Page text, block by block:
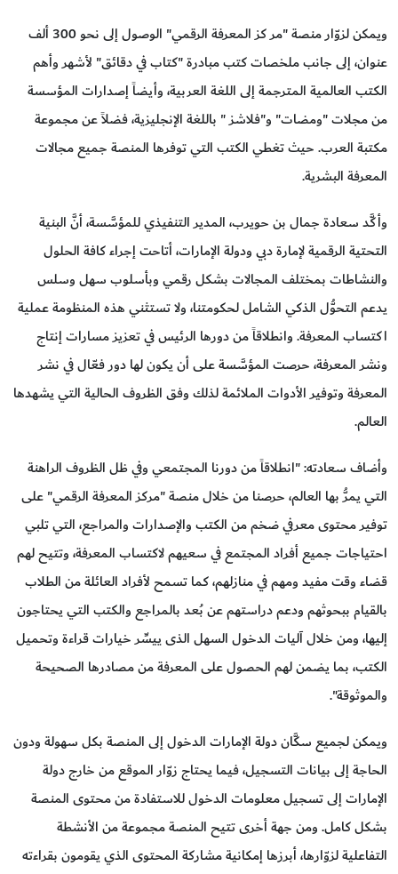
ويمكن لزوّار منصة "مر كز المعرفة الرقمي" الوصول إلى نحو 300 ألف
عنوان، إلى جانب ملخصات كتب مبادرة "كتاب في دقائق" لأشهر وأهم
الكتب العالمية المترجمة إلى اللغة العربية، وأيضاً إصدارات المؤسسة
من مجلات "ومضات" و"فلاشز " باللغة الإنجليزية، فضلاً عن مجموعة
مكتبة العرب. حيث تغطي الكتب التي توفرها المنصة جميع مجالات
المعرفة البشرية.
وأكَّد سعادة جمال بن حويرب، المدير التنفيذي للمؤسَّسة، أنَّ البنية
التحتية الرقمية لإمارة دبي ودولة الإمارات، أتاحت إجراء كافة الحلول
والنشاطات بمختلف المجالات بشكل رقمي وبأسلوب سهل وسلس
يدعم التحوُّل الذكي الشامل لحكومتنا، ولا تستثني هذه المنظومة عملية
اكتساب المعرفة. وانطلاقاً من دورها الرئيس في تعزيز مسارات إنتاج
ونشر المعرفة، حرصت المؤسَّسة على أن يكون لها دور فعّال في نشر
المعرفة وتوفير الأدوات الملائمة لذلك وفق الظروف الحالية التي يشهدها
العالم.
وأضاف سعادته: "انطلاقاً من دورنا المجتمعي وفي ظل الظروف الراهنة
التي يمرُّ بها العالم، حرصنا من خلال منصة "مركز المعرفة الرقمي" على
توفير محتوى معرفي ضخم من الكتب والإصدارات والمراجع، التي تلبي
احتياجات جميع أفراد المجتمع في سعيهم لاكتساب المعرفة، وتتيح لهم
قضاء وقت مفيد ومهم في منازلهم، كما تسمح لأفراد العائلة من الطلاب
بالقيام ببحوثهم ودعم دراستهم عن بُعد بالمراجع والكتب التي يحتاجون
إليها، ومن خلال آليات الدخول السهل الذى ييسِّر خيارات قراءة وتحميل
الكتب، بما يضمن لهم الحصول على المعرفة من مصادرها الصحيحة
والموثوقة".
ويمكن لجميع سكَّان دولة الإمارات الدخول إلى المنصة بكل سهولة ودون
الحاجة إلى بيانات التسجيل، فيما يحتاج زوّار الموقع من خارج دولة
الإمارات إلى تسجيل معلومات الدخول للاستفادة من محتوى المنصة
بشكل كامل. ومن جهة أخرى تتيح المنصة مجموعة من الأنشطة
التفاعلية لزوّارها، أبرزها إمكانية مشاركة المحتوى الذي يقومون بقراءته